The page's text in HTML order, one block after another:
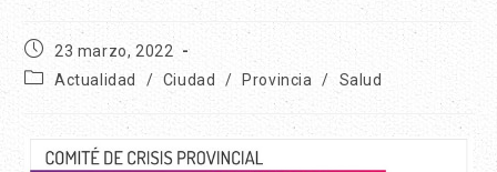
23 marzo, 2022
Actualidad
/ Ciudad / Provincia / Salud